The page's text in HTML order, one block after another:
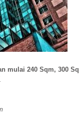
mulai 240 Sqm, 300